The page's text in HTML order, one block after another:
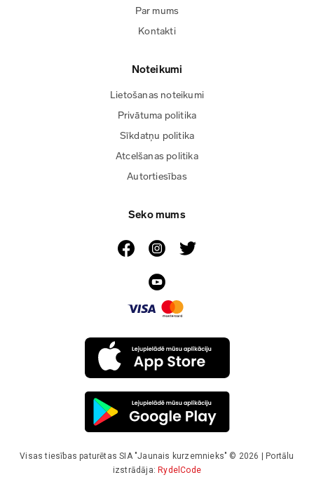
Par mums
Kontakti
Noteikumi
Lietošanas noteikumi
Privātuma politika
Sīkdatņu politika
Atcelšanas politika
Autortiesības
Seko mums
Visas tiesības paturētas SIA "Jaunais kurzemnieks" © 2026 | Portālu
izstrādāja:RydelCode